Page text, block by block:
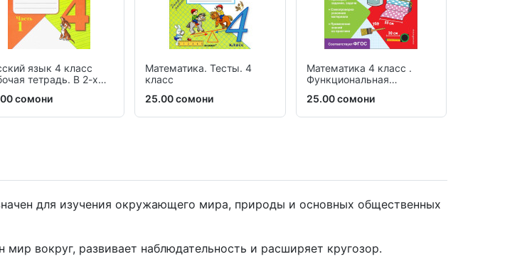
язык 4 класс
тетрадь. В 2-х
сомони
Математика. Тесты. 4
класс
25.00 сомони
Математика 4 класс .
Функциональная
25.00 сомони
для изучения окружающего мира, природы и основных общественных
вокруг, развивает наблюдательность и расширяет кругозор.